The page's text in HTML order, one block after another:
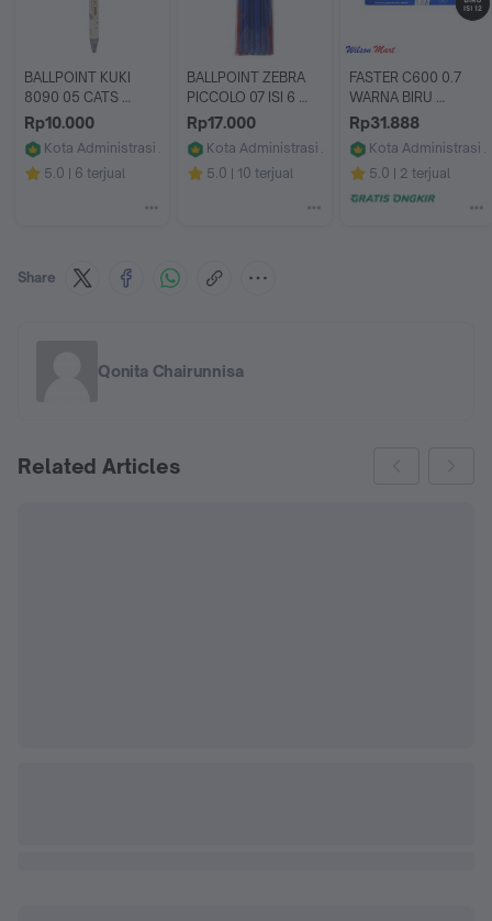
BALLPOINT KUKI
8090 05 CATS
DIARY
Rp10.000
Kota Administrasi Jakarta Selatan
Paperclip Indonesia
5.0 6 terjual
BALLPOINT ZEBRA
PICCOLO 07 ISI 6
BLUE
Rp17.000
Kota Administrasi Jakarta Selatan
Paperclip Indonesia
5.0 10 terjual
FASTER C600 0.7
WARNA BIRU
BOLPEN ISI 12 PCS
Rp31.888
Kota Administrasi
Wilson Mart
5.0 2 terjual
Share
Qonita Chairunnisa
Related Articles